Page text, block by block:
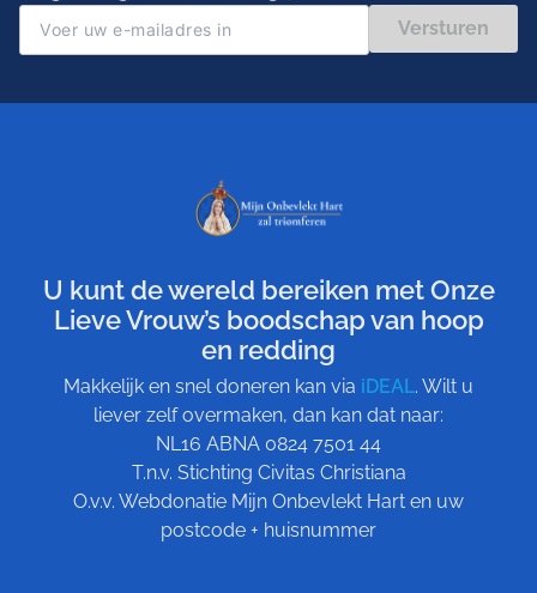
Versturen
U kunt de wereld bereiken met Onze
Lieve Vrouw’s boodschap van hoop
en redding
Makkelijk en snel doneren kan via iDEAL. Wilt u
liever zelf overmaken, dan kan dat naar:
NL16 ABNA 0824 7501 44
T.n.v. Stichting Civitas Christiana
O.v.v. Webdonatie Mijn Onbevlekt Hart en uw
postcode + huisnummer